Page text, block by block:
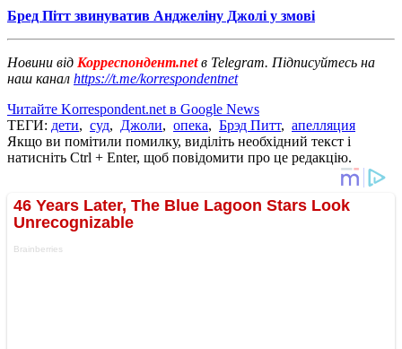
Бред Пітт звинуватив Анджеліну Джолі у змові
Новини від Корреспондент.netв Telegram. Підписуйтесь на
наш канал https://t.me/korrespondentnet
Читайте Korrespondent.net в Google News
ТЕГИ: дети, суд, Джоли, опека, Брэд Питт, апелляция
Якщо ви помітили помилку, виділіть необхідний текст і
натисніть Ctrl + Enter, щоб повідомити про це редакцію.